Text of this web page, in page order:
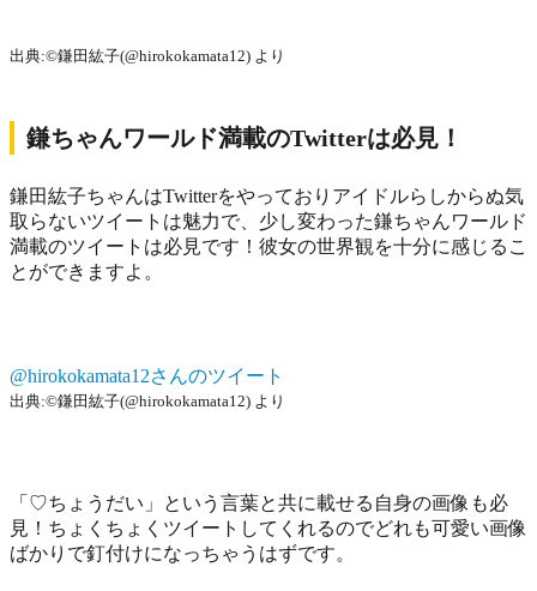
出典:©鎌田紘子(@hirokokamata12) より
鎌ちゃんワールド満載のTwitterは必見！
鎌田紘子ちゃんはTwitterをやっておりアイドルらしからぬ気
取らないツイートは魅力で、少し変わった鎌ちゃんワールド
満載のツイートは必見です！彼女の世界観を十分に感じるこ
とができますよ。
@hirokokamata12さんのツイート
出典:©鎌田紘子(@hirokokamata12) より
「♡ちょうだい」という言葉と共に載せる自身の画像も必
見！ちょくちょくツイートしてくれるのでどれも可愛い画像
ばかりで釘付けになっちゃうはずです。